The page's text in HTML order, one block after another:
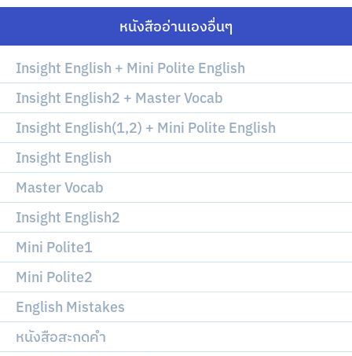
หนังสืออ่านเองอื่นๆ
Insight English + Mini Polite English
Insight English2 + Master Vocab
Insight English(1,2) + Mini Polite English
Insight English
Master Vocab
Insight English2
Mini Polite1
Mini Polite2
English Mistakes
หนังสือสะกดคำ